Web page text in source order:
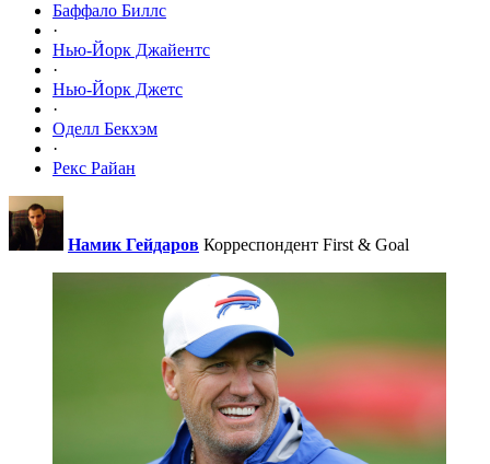
Баффало Биллс
·
Нью-Йорк Джайентс
·
Нью-Йорк Джетс
·
Оделл Бекхэм
·
Рекс Райан
Намик Гейдаров Корреспондент First & Goal